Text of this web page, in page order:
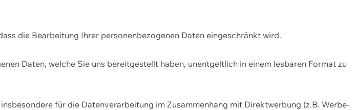
die Bearbeitung Ihrer personenbezogenen Daten eingeschränkt wird.
Daten, welche Sie uns bereitgestellt haben, unentgeltlich in einem lesbaren Format zu
für die Datenverarbeitung im Zusammenhang mit Direktwerbung (z.B. Werbe-